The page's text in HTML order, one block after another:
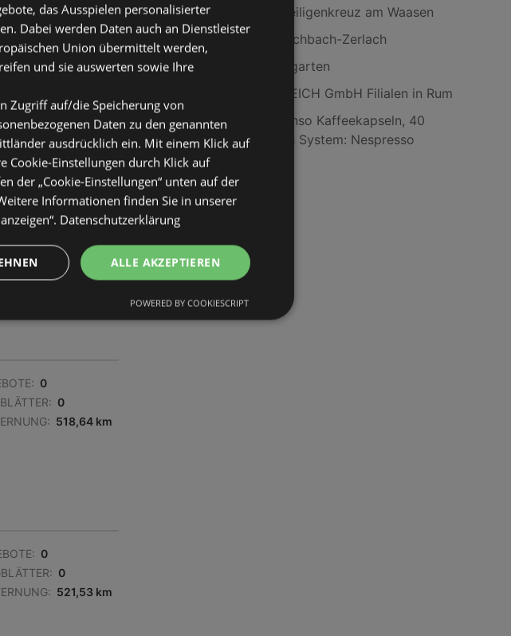
0
510,74 km
0
0
518,64 km
0
0
521,53 km
ADEG Filialen in Heiligenkreuz am Waasen
A1 Tankstelle in Kirchbach-Zerlach
BIPA Filialen in Pregarten
RENAULT ÖSTERREICH GmbH Filialen in Rum
Jacobs Lungo Intenso Kaffeekapseln, 40
Stück, Kompatibles System: Nespresso
das Ausspielen personalisierter
Dabei werden Daten auch an Dienstleister
Union übermittelt werden,
und sie auswerten sowie Ihre
Zugriff auf/die Speicherung von
Daten zu den genannten
ausdrücklich ein. Mit einem Klick auf
Cookie-Einstellungen durch Klick auf
der „Cookie-Einstellungen“ unten auf der
Informationen finden Sie in unserer
Datenschutzerklärung
ALLE AKZEPTIEREN
POWERED BY COOKIESCRIPT